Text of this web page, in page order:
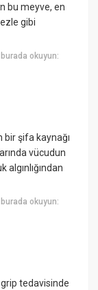
bu meyve, en
gibi
burada okuyun:
bir şifa kaynağı
vücudun
algınlığından
burada okuyun:
grip tedavisinde